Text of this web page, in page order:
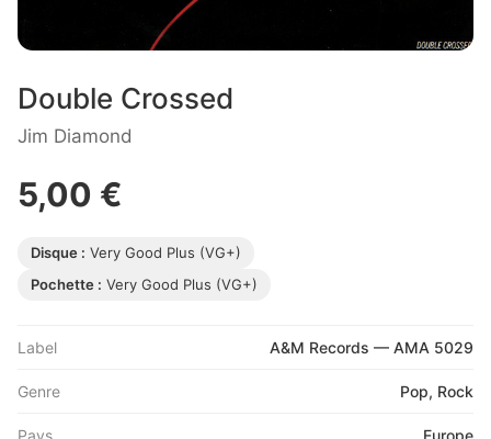
Double Crossed
Jim Diamond
5,00 €
Disque : Very Good Plus (VG+)
Pochette : Very Good Plus (VG+)
Label A&M Records — AMA 5029
Genre Pop, Rock